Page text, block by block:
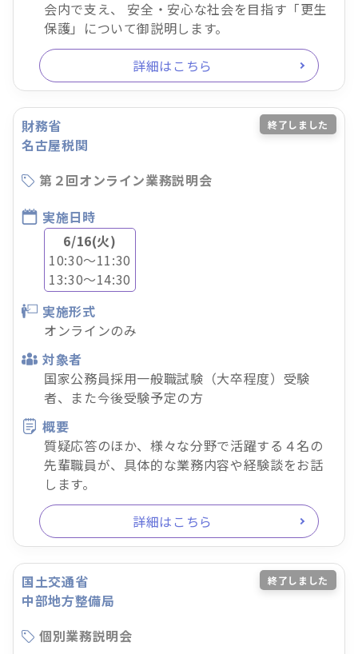
詳細はこちら
会内で支え、 安全・安心な社会を目指す「更生
保護」について御説明します。
財務省
名古屋税関
第２回オンライン業務説明会
詳細はこちら
実施日時
6/16(火)
10:30～11:30
13:30～14:30
実施形式
オンラインのみ
対象者
国家公務員採用一般職試験（大卒程度）受験
者、また今後受験予定の方
概要
質疑応答のほか、様々な分野で活躍する４名の
先輩職員が、具体的な業務内容や経験談をお話
します。
終了しました
国土交通省
中部地方整備局
個別業務説明会
終了しました